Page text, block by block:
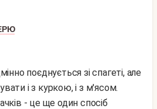
поєднується зі спагеті, але
і з куркою, і з м'ясом.
- це ще один спосіб